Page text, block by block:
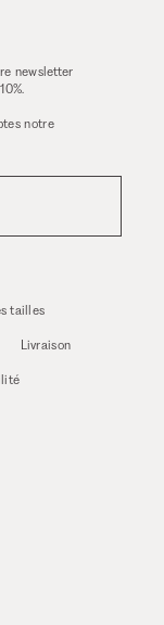
newsletter
notre
tailles
Livraison